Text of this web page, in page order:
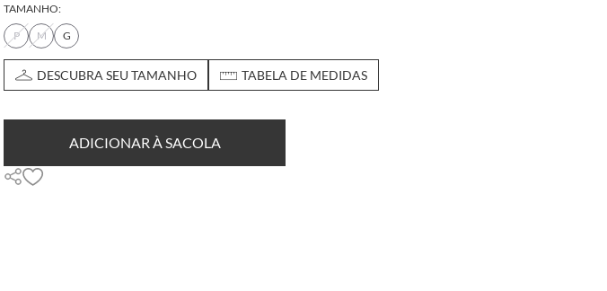
TAMANHO:
P
M G
DESCUBRA SEU TAMANHO TABELA DE MEDIDAS
ADICIONAR À SACOLA